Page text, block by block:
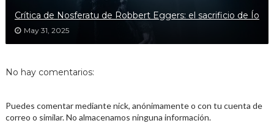
Crítica de Nosferatu de Robbert Eggers: el sacrificio de Ío
May 31, 2025
No hay comentarios:
Puedes comentar mediante nick, anónimamente o con tu cuenta de
correo o similar. No almacenamos ninguna información.